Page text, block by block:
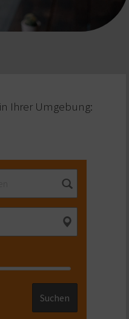
Ihrer Umgebung:
Suchen